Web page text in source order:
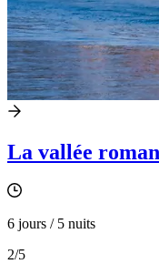
La vallée
6 jours / 5 nuits
2/5